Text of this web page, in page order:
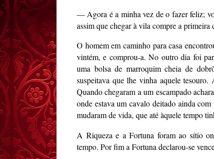
— Agora é a minha vez de o fazer feliz;
assim que chegar à vila compre a primeira
O homem em caminho para casa
vintém, e comprou-a. No outro dia foi
uma bolsa de marroquim cheia de
suspeitava que lhe vinha aquele
Quando chegaram a um escampado
onde estava um cavalo deitado ainda
mudaram de vida, que até àquele tempo
A Riqueza e a Fortuna foram ao sítio
tempo. Por fim a Fortuna declarou-se